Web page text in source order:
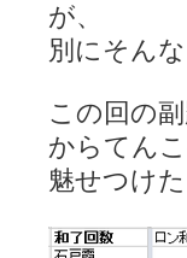
が、
別にそん
この回の
からてん
魅せつけ